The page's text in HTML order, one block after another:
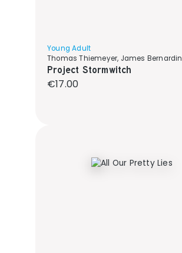
Young Adult
Thomas Thiemeyer, James Bernardin
Project Stormwitch
Regular price:
€17.00